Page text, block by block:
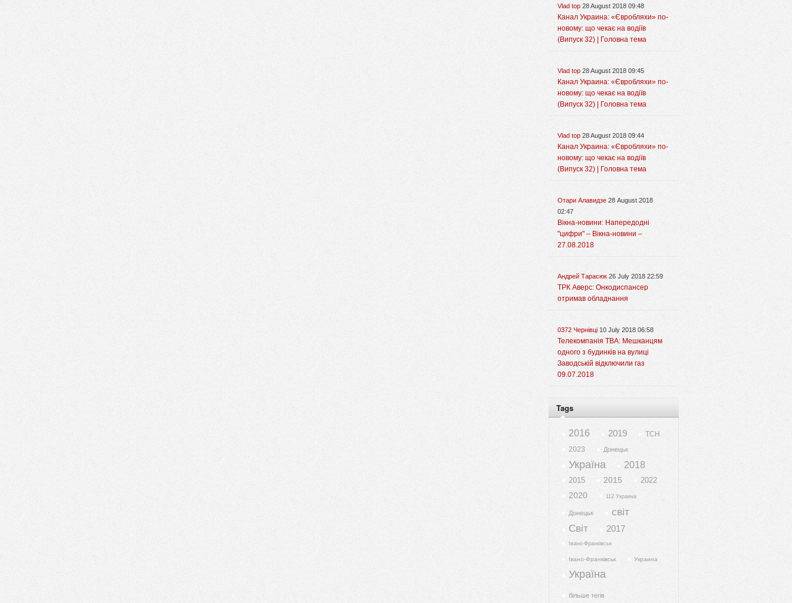
Vlad top 28 August 2018 09:48
Канал Украина: «Євробляхи» по-
новому: що чекає на водіїв
(Випуск 32) | Головна тема
Vlad top 28 August 2018 09:45
Канал Украина: «Євробляхи» по-
новому: що чекає на водіїв
(Випуск 32) | Головна тема
Vlad top 28 August 2018 09:44
Канал Украина: «Євробляхи» по-
новому: що чекає на водіїв
(Випуск 32) | Головна тема
Отари Алавидзе 28 August 2018
02:47
Вікна-новини: Напередодні
"цифри" – Вікна-новини –
27.08.2018
Андрей Тарасюк 26 July 2018 22:59
ТРК Аверс: Онкодиспансер
отримав обладнання
0372 Чернівці 10 July 2018 06:58
Телекомпанія ТВА: Мешканцям
одного з будинків на вулиці
Заводській відключили газ
09.07.2018
Tags
2016 2019
ТСН
2023
Донецьк
Україна 2018
2015 2015 2022
2020 112 Украина
Донецьк
світ
Світ
2017
Івано-Франківськ
Івано-Франківськ Украина
Україна
більше тегів